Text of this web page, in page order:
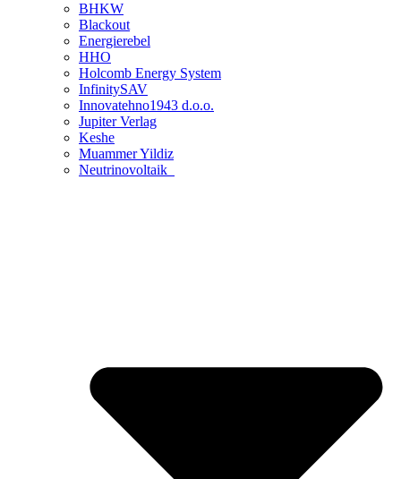
BHKW
Blackout
Energierebel
HHO
Holcomb Energy System
InfinitySAV
Innovatehno1943 d.o.o.
Jupiter Verlag
Keshe
Muammer Yildiz
Neutrinovoltaik